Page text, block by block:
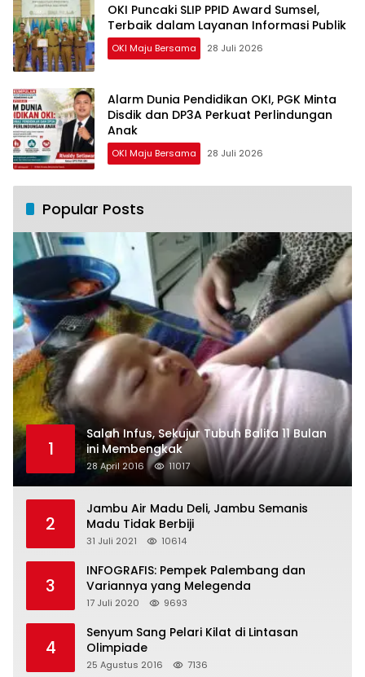
OKI Puncaki SLIP PPID Award Sumsel,
Terbaik dalam Layanan Informasi Publik
OKI Maju Bersama 28 Juli 2026
Alarm Dunia Pendidikan OKI, PGK Minta
Disdik dan DP3A Perkuat Perlindungan
Anak
OKI Maju Bersama 28 Juli 2026
Popular Posts
1
Salah Infus, Sekujur Tubuh Balita 11 Bulan
ini Membengkak
28 April 2016 11017
2
Jambu Air Madu Deli, Jambu Semanis
Madu Tidak Berbiji
31 Juli 2021 10614
3
INFOGRAFIS: Pempek Palembang dan
Variannya yang Melegenda
17 Juli 2020 9693
4
Senyum Sang Pelari Kilat di Lintasan
Olimpiade
25 Agustus 2016 7136